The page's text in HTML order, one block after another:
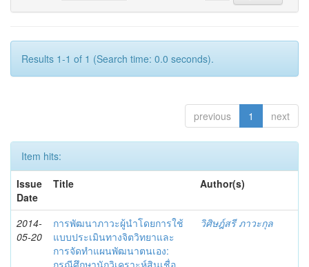
Results 1-1 of 1 (Search time: 0.0 seconds).
previous 1 next
Item hits:
Issue
Date
Title Author(s)
2014-
05-20
การพัฒนาภาวะผู้นำโดยการใช้
แบบประเมินทางจิตวิทยาและ
การจัดทำแผนพัฒนาตนเอง:
กรณีศึกษานักวิเคราะห์สินเชื่อ
วิศิษฎ์สรี ภาวะกุล